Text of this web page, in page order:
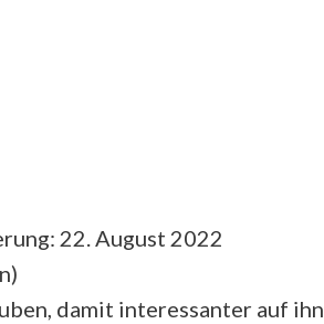
22. August 2022
)
damit interessanter auf ihn